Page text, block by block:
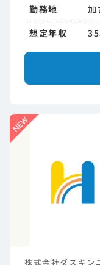
勤務地
加
想定年収
株式会社ダスキン